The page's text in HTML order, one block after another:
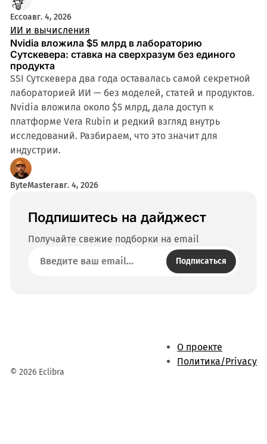
Eccoавг. 4, 2026
ИИ и вычисления
Nvidia вложила $5 млрд в лабораторию
Сутскевера: ставка на сверхразум без единого
продукта
SSI Сутскевера два года оставалась самой секретной
лабораторией ИИ — без моделей, статей и продуктов.
Nvidia вложила около $5 млрд, дала доступ к
платформе Vera Rubin и редкий взгляд внутрь
исследований. Разбираем, что это значит для
индустрии.
ByteMasterавг. 4, 2026
Подпишитесь на дайджест
Получайте свежие подборки на email
Подписаться
© 2026 Eclibra
О проекте
Политика/Privacy